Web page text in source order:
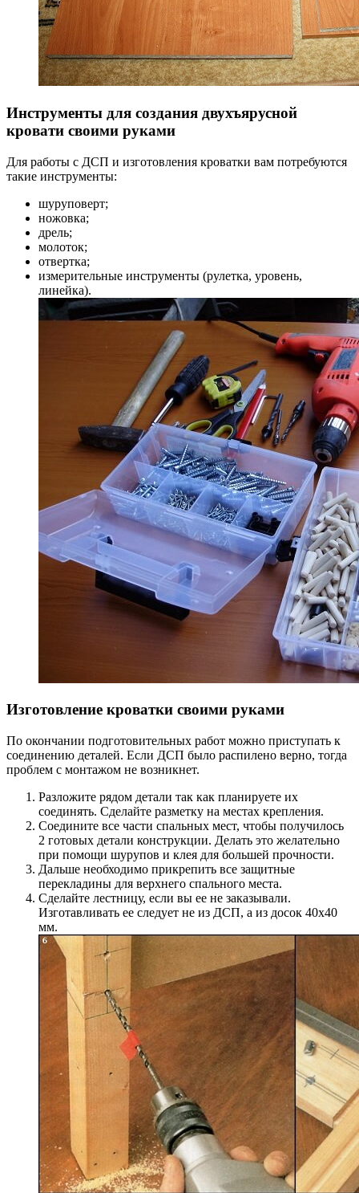
Инструменты для создания двухъярусной
кровати своими руками
Для работы с ДСП и изготовления кроватки вам потребуются
такие инструменты:
шуруповерт;
ножовка;
дрель;
молоток;
отвертка;
измерительные инструменты (рулетка, уровень,
линейка).
Изготовление кроватки своими руками
По окончании подготовительных работ можно приступать к
соединению деталей. Если ДСП было распилено верно, тогда
проблем с монтажом не возникнет.
Разложите рядом детали так как планируете их
соединять. Сделайте разметку на местах крепления.
Соедините все части спальных мест, чтобы получилось
2 готовых детали конструкции. Делать это желательно
при помощи шурупов и клея для большей прочности.
Дальше необходимо прикрепить все защитные
перекладины для верхнего спального места.
Сделайте лестницу, если вы ее не заказывали.
Изготавливать ее следует не из ДСП, а из досок 40х40
мм.